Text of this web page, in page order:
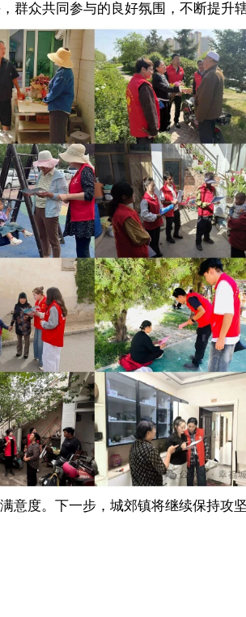
众共同参与的良好氛围，不断提升
意度。下一步，城郊镇将继续保持攻